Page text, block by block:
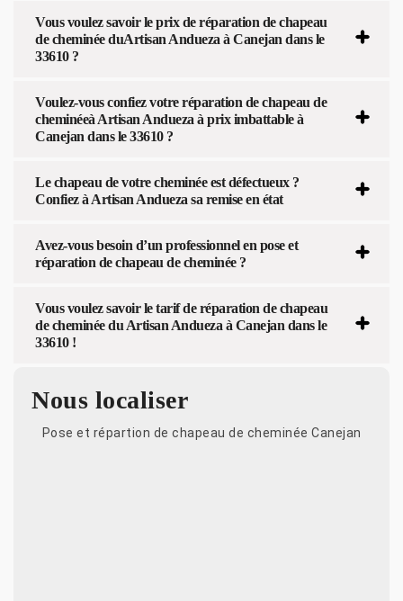
Vous voulez savoir le prix de réparation de chapeau
de cheminée duArtisan Andueza à Canejan dans le
33610 ?
Voulez-vous confiez votre réparation de chapeau de
cheminéeà Artisan Andueza à prix imbattable à
Canejan dans le 33610 ?
Le chapeau de votre cheminée est défectueux ?
Confiez à Artisan Andueza sa remise en état
Avez-vous besoin d’un professionnel en pose et
réparation de chapeau de cheminée ?
Vous voulez savoir le tarif de réparation de chapeau
de cheminée du Artisan Andueza à Canejan dans le
33610 !
Nous localiser
Pose et répartion de chapeau de cheminée Canejan